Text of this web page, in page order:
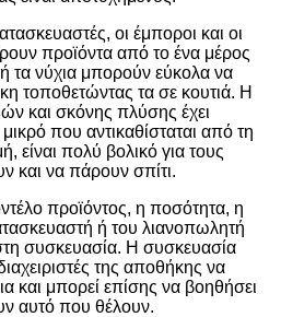
οι έμποροι και οι
προϊόντα από το ένα μέρος
τα νύχια μπορούν εύκολα να
τοποθετώντας τα σε κουτιά. Η
και σκόνης πλύσης έχει
που αντικαθίσταται από τη
είναι πολύ βολικό για τους
και να πάρουν σπίτι.
προϊόντος, η ποσότητα, η
ή του λιανοπωλητή
συσκευασία. Η συσκευασία
της αποθήκης να
και μπορεί επίσης να βοηθήσει
αυτό που θέλουν.